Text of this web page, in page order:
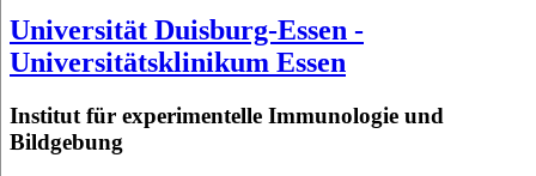
Universität Duisburg-Essen -
Universitätsklinikum Essen
Institut für experimentelle Immunologie und
Bildgebung